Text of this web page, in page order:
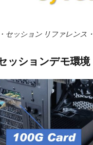
セッション リファレンス
ッションデモ環境